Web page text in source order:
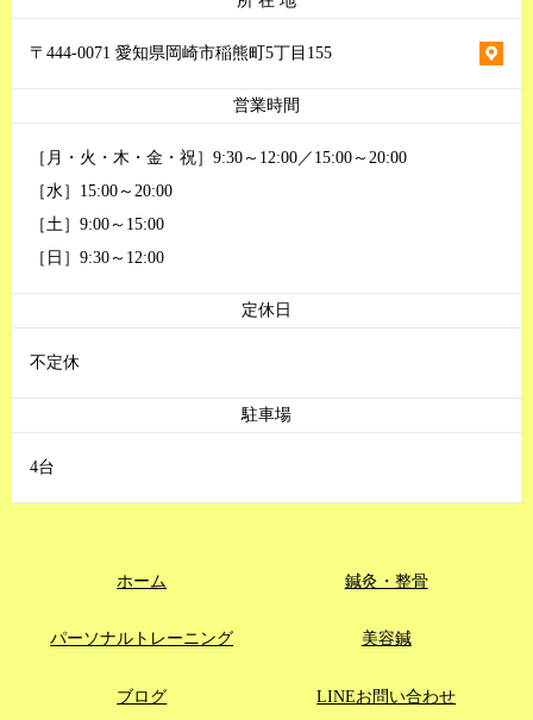
〒444-0071 愛知県岡崎市稲熊町5丁目155
営業時間
［月・火・木・金・祝］9:30～12:00／15:00～20:00
［水］15:00～20:00
［土］9:00～15:00
［日］9:30～12:00
定休日
不定休
駐車場
4台
ホーム 鍼灸・整骨
パーソナルトレーニング 美容鍼
ブログ LINEお問い合わせ